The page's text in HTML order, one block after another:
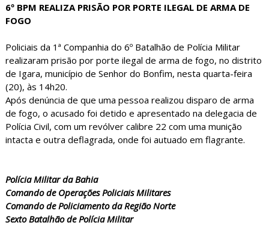
6º BPM REALIZA PRISÃO POR PORTE ILEGAL DE ARMA DE
FOGO
Policiais da 1ª Companhia do 6º Batalhão de Polícia Militar
realizaram prisão por porte ilegal de arma de fogo, no distrito
de Igara, município de Senhor do Bonfim, nesta quarta-feira
(20), às 14h20.
Após denúncia de que uma pessoa realizou disparo de arma
de fogo, o acusado foi detido e apresentado na delegacia de
Polícia Civil, com um revólver calibre 22 com uma munição
intacta e outra deflagrada, onde foi autuado em flagrante.
Polícia Militar da Bahia
Comando de Operações Policiais Militares
Comando de Policiamento da Região Norte
Sexto Batalhão de Polícia Militar